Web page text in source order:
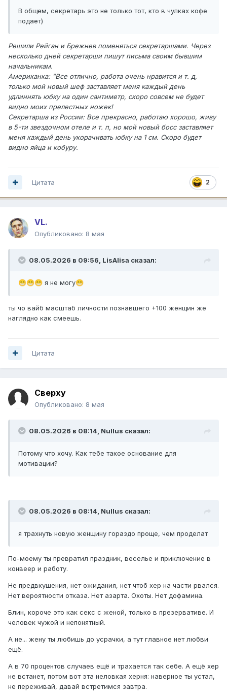
В общем, секретарь это не только тот, кто в чулках кофе
подает)
Решили Рейган и Брежнев поменяться секретаршами. Через
несколько дней секретарши пишут письма своим бывшим
начальникам.
Американка: "Все отлично, работа очень нравится и т. д,
только мой новый шеф заставляет меня каждый день
удлиннять юбку на один сантиметр, скоро совсем не будет
видно моих прелестных ножек!
Секретарша из России: Все прекрасно, работаю хорошо, живу
в 5-ти звездочном отеле и т. п, но мой новый босс заставляет
меня каждый день укорачивать юбку на 1 см. Скоро будет
видно яйца и кобуру.
2
Цитата
VL.
Опубликовано: 8 мая
08.05.2026 в 09:56, LisAlisa сказал:
😁😁😁 я не могу😁
ты чо вайб масштаб личности познавшего +100 женщин же
наглядно как смеешь.
Цитата
Сверху
Опубликовано: 8 мая
08.05.2026 в 08:14, Nullus сказал:
Потому что хочу. Как тебе такое основание для
мотивации?
08.05.2026 в 08:14, Nullus сказал:
я трахнуть новую женщину гораздо проще, чем проделат
По-моему ты превратил праздник, веселье и приключение в
конвеер и работу.
Не предвкушения, нет ожидания, нет чтоб хер на части рвался.
Нет вероятности отказа. Нет азарта. Охоты. Нет дофамина.
Блин, короче это как секс с женой, только в презервативе. И
человек чужой и непонятный.
А не... жену ты любишь до усрачки, а тут главное нет любви
ещё.
А в 70 процентов случаев ещё и трахается так себе. А ещё хер
не встанет, потом вот эта неловкая херня: наверное ты устал,
не переживай, давай встретимся завтра.